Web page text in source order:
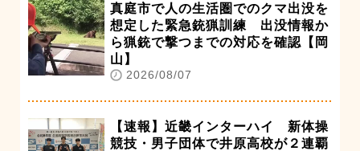
真庭市で人の生活圏でのクマ出没を
想定した緊急銃猟訓練 出没情報か
ら猟銃で撃つまでの対応を確認【岡
山】
2026/08/07
【速報】近畿インターハイ 新体操
競技・男子団体で井原高校が２連覇